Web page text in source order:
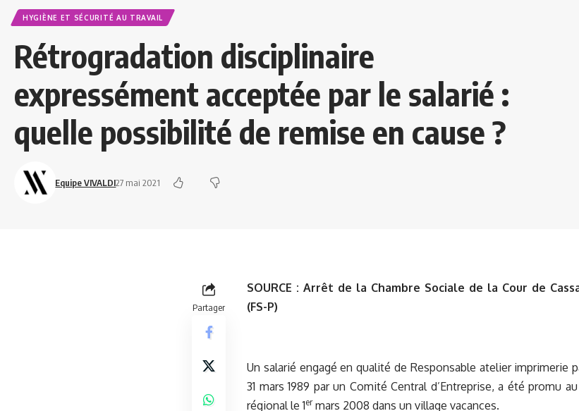
HYGIÈNE ET SÉCURITÉ AU TRAVAIL
Rétrogradation disciplinaire
expressément acceptée par le salarié :
quelle possibilité de remise en cause ?
Equipe VIVALDI27 mai 2021
Partager
SOURCE : Arrêt de la Chambre Sociale de la Cour de
(FS-P)
Un salarié engagé en qualité de Responsable atelier imprimerie
31 mars 1989 par un Comité Central d’Entreprise, a été promu
régional le 1ermars 2008 dans un village vacances.